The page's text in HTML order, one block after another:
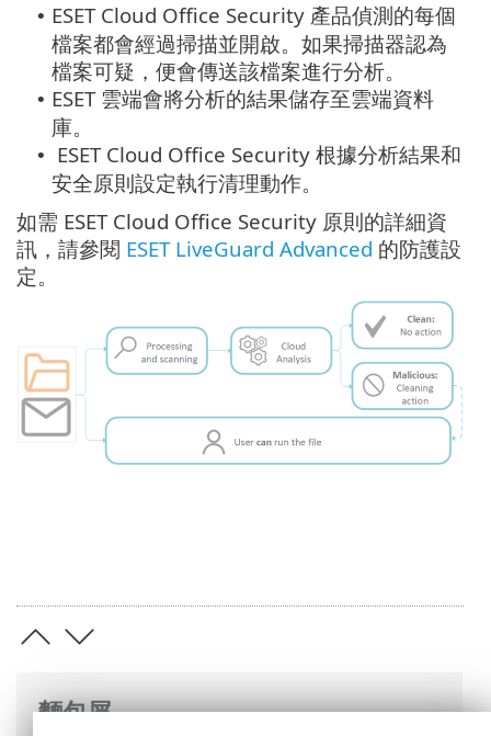
麵包屑
• ESET Cloud Office Security 產品偵測的每個
檔案都會經過掃描並開啟。如果掃描器認為
檔案可疑，便會傳送該檔案進行分析。
• ESET 雲端會將分析的結果儲存至雲端資料
庫。
•
ESET Cloud Office Security 根據分析結果和
安全原則設定執行清理動作。
如需 ESET Cloud Office Security 原則的詳細資
訊，請參閱 ESET LiveGuard Advanced 的防護設
定。